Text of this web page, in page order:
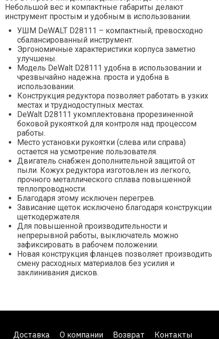
Небольшой вес и компактные габариты делают
инструмент простым и удобным в использовании.
УШМ DeWALT D28111 – компактный, превосходно
сбалансированный инструмент.
Эргономичные характеристики корпуса заметно
улучшены.
Модель DeWalt D28111 удобна в использовании и
чрезвычайно надежна. проста и удобна в
использовании.
Конструкция редуктора позволяет работать в узких
местах и труднодоступных местах.
DeWalt D28111 укомплектована прорезиненной
боковой рукояткой для контроля над процессом
работы.
Место установки рукоятки (слева или справа)
остается на усмотрение пользователя.
Двигатель снабжен дополнительной защитой от
пыли. Кожух редуктора изготовлен из легкого,
прочного металлического сплава повышенной
теплопроводности.
Благодаря этому исключен перегрев.
Зависание щеток исключено благодаря конструкции
щеткодержателя.
Для повышенной производительности и
непрерывной работы, выключатель можно
зафиксировать в рабочем положении.
Новая конструкция фланцев позволяет производить
смену расходных материалов без усилия и
заклинивания дисков.
Доставка О компании Возврат
Контакты